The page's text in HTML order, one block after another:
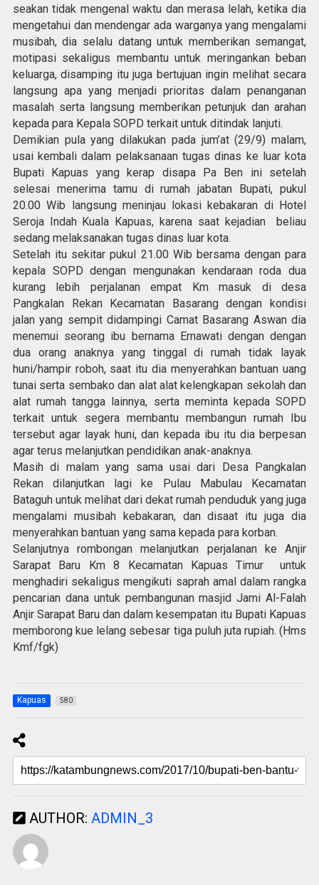
seakan tidak mengenal waktu dan merasa lelah, ketika dia
mengetahui dan mendengar ada warganya yang mengalami
musibah, dia selalu datang untuk memberikan semangat,
motipasi sekaligus membantu untuk meringankan beban
keluarga, disamping itu juga bertujuan ingin melihat secara
langsung apa yang menjadi prioritas dalam penanganan
masalah serta langsung memberikan petunjuk dan arahan
kepada para Kepala SOPD terkait untuk ditindak lanjuti.
Demikian pula yang dilakukan pada jum’at (29/9) malam,
usai kembali dalam pelaksanaan tugas dinas ke luar kota
Bupati Kapuas yang kerap disapa Pa Ben ini setelah
selesai menerima tamu di rumah jabatan Bupati, pukul
20.00 Wib langsung meninjau lokasi kebakaran di Hotel
Seroja Indah Kuala Kapuas, karena saat kejadian beliau
sedang melaksanakan tugas dinas luar kota.
Setelah itu sekitar pukul 21.00 Wib bersama dengan para
kepala SOPD dengan mengunakan kendaraan roda dua
kurang lebih perjalanan empat Km masuk di desa
Pangkalan Rekan Kecamatan Basarang dengan kondisi
jalan yang sempit didampingi Camat Basarang Aswan dia
menemui seorang ibu bernama Ernawati dengan dengan
dua orang anaknya yang tinggal di rumah tidak layak
huni/hampir roboh, saat itu dia menyerahkan bantuan uang
tunai serta sembako dan alat alat kelengkapan sekolah dan
alat rumah tangga lainnya, serta meminta kepada SOPD
terkait untuk segera membantu membangun rumah Ibu
tersebut agar layak huni, dan kepada ibu itu dia berpesan
agar terus melanjutkan pendidikan anak-anaknya.
Masih di malam yang sama usai dari Desa Pangkalan
Rekan dilanjutkan lagi ke Pulau Mabulau Kecamatan
Bataguh untuk melihat dari dekat rumah penduduk yang juga
mengalami musibah kebakaran, dan disaat itu juga dia
menyerahkan bantuan yang sama kepada para korban.
Selanjutnya rombongan melanjutkan perjalanan ke Anjir
Sarapat Baru Km 8 Kecamatan Kapuas Timur untuk
menghadiri sekaligus mengikuti saprah amal dalam rangka
pencarian dana untuk pembangunan masjid Jami Al-Falah
Anjir Sarapat Baru dan dalam kesempatan itu Bupati Kapuas
memborong kue lelang sebesar tiga puluh juta rupiah. (Hms
Kmf/fgk)
Kapuas 580
AUTHOR: ADMIN_3